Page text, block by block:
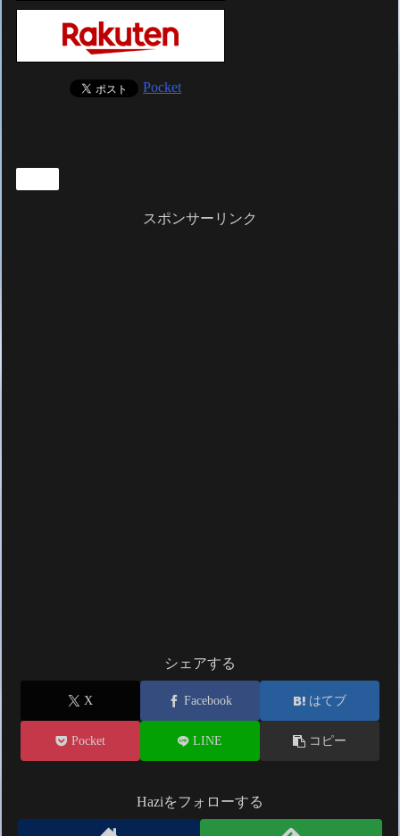
Pocket
スポンサーリンク
シェアする
X Facebook はてブ
Pocket LINE コピー
Haziをフォローする